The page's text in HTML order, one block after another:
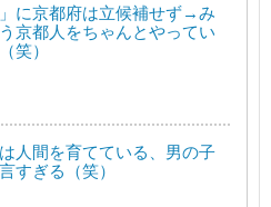
」に京都府は立候補せず→み
京都人をちゃんとやってい
笑）
は人間を育てている、男の子
すぎる（笑）